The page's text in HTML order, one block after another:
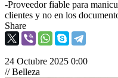
-Proveedor fiable para
clientes y no en los
Share
24 Octubre 2025 0:00
// Belleza